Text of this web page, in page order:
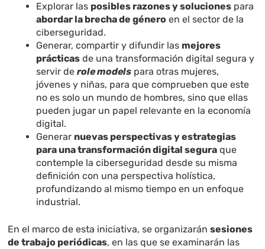
Explorar las posibles razones y soluciones para
abordar la brecha de género en el sector de la
ciberseguridad.
Generar, compartir y difundir las mejores
prácticas de una transformación digital segura y
servir derole models para otras mujeres,
jóvenes y niñas, para que comprueben que este
no es solo un mundo de hombres, sino que ellas
pueden jugar un papel relevante en la economía
digital.
Generar nuevas perspectivas y estrategias
para una transformación digital segura que
contemple la ciberseguridad desde su misma
definición con una perspectiva holística,
profundizando al mismo tiempo en un enfoque
industrial.
En el marco de esta iniciativa, se organizaránsesiones
de trabajo periódicas, en las que se examinarán las